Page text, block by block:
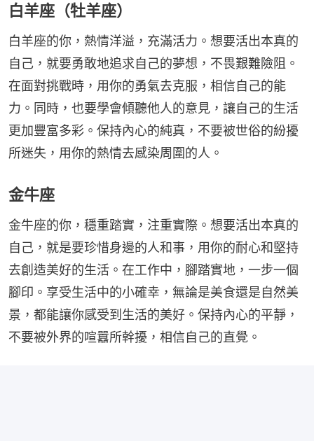
白羊座（牡羊座）
白羊座的你，熱情洋溢，充滿活力。想要活出本真的
自己，就要勇敢地追求自己的夢想，不畏艱難險阻。
在面對挑戰時，用你的勇氣去克服，相信自己的能
力。同時，也要學會傾聽他人的意見，讓自己的生活
更加豐富多彩。保持內心的純真，不要被世俗的紛擾
所迷失，用你的熱情去感染周圍的人。
金牛座
金牛座的你，穩重踏實，注重實際。想要活出本真的
自己，就是要珍惜身邊的人和事，用你的耐心和堅持
去創造美好的生活。在工作中，腳踏實地，一步一個
腳印。享受生活中的小確幸，無論是美食還是自然美
景，都能讓你感受到生活的美好。保持內心的平靜，
不要被外界的喧囂所幹擾，相信自己的直覺。